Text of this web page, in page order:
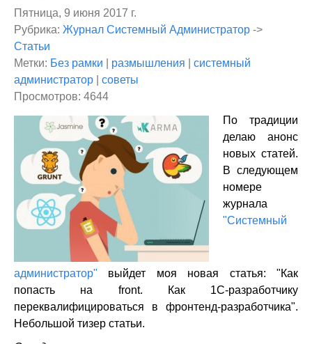
Пятница, 9 июня 2017 г.
Рубрика: Журнал Системный Администратор ->
Статьи
Метки: Без рамки размышления
системный
администратор
советы
Просмотров: 4644
По традиции
делаю анонс
новых статей.
В следующем
номере
журнала
"Системный
администратор" выйдет моя новая статья: "Как
попасть на front. Как 1С-разработчику
переквалифицироваться в фронтенд-разработчика".
Небольшой тизер статьи.